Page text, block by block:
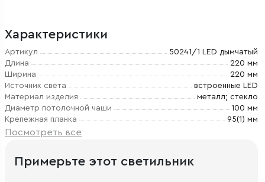
Характеристики
Артикул
50241/1 LED дымчатый
Длина
220 мм
Ширина
220 мм
Источник света
встроенные LED
Материал изделия
металл; стекло
Диаметр потолочной чаши
100 мм
Крепежная планка
95(1) мм
Посмотреть все
Примерьте этот светильник